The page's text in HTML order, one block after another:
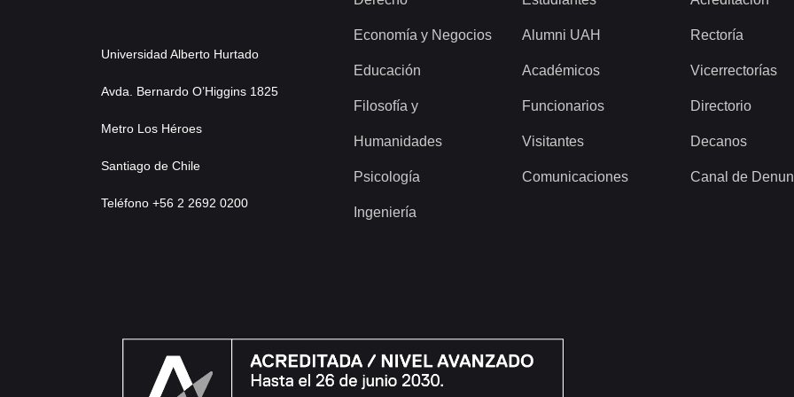
Universidad Alberto Hurtado
Avda. Bernardo O’Higgins 1825
Metro Los Héroes
Santiago de Chile
Teléfono +56 2 2692 0200
Economía y Negocios
Educación
Filosofía y
Humanidades
Psicología
Ingeniería
Alumni UAH
Académicos
Funcionarios
Visitantes
Comunicaciones
Rectoría
Vicerrectorías
Directorio
Decanos
Canal de